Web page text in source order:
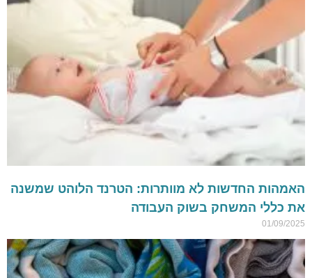
האמהות החדשות לא מוותרות: הטרנד הלוהט שמשנה
את כללי המשחק בשוק העבודה
01/09/2025